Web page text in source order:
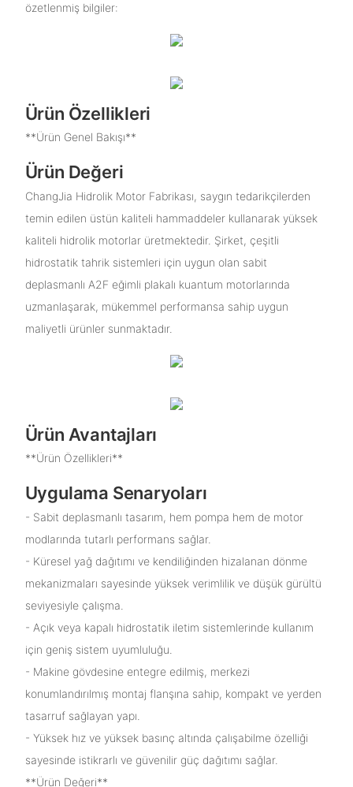
özetlenmiş bilgiler:
Ürün Özellikleri
**Ürün Genel Bakışı**
Ürün Değeri
ChangJia Hidrolik Motor Fabrikası, saygın tedarikçilerden
temin edilen üstün kaliteli hammaddeler kullanarak yüksek
kaliteli hidrolik motorlar üretmektedir. Şirket, çeşitli
hidrostatik tahrik sistemleri için uygun olan sabit
deplasmanlı A2F eğimli plakalı kuantum motorlarında
uzmanlaşarak, mükemmel performansa sahip uygun
maliyetli ürünler sunmaktadır.
Ürün Avantajları
**Ürün Özellikleri**
Uygulama Senaryoları
- Sabit deplasmanlı tasarım, hem pompa hem de motor
modlarında tutarlı performans sağlar.
- Küresel yağ dağıtımı ve kendiliğinden hizalanan dönme
mekanizmaları sayesinde yüksek verimlilik ve düşük gürültü
seviyesiyle çalışma.
- Açık veya kapalı hidrostatik iletim sistemlerinde kullanım
için geniş sistem uyumluluğu.
- Makine gövdesine entegre edilmiş, merkezi
konumlandırılmış montaj flanşına sahip, kompakt ve yerden
tasarruf sağlayan yapı.
- Yüksek hız ve yüksek basınç altında çalışabilme özelliği
sayesinde istikrarlı ve güvenilir güç dağıtımı sağlar.
**Ürün Değeri**